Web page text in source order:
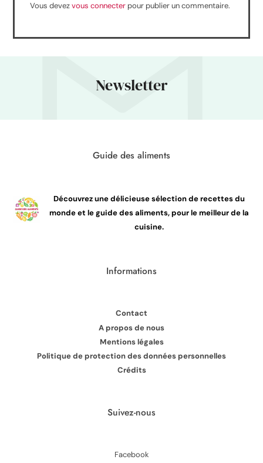
Vous devezvous connecter pour publier un commentaire.
Newsletter
Guide des aliments
Découvrez une délicieuse sélection de recettes du
monde et le guide des aliments, pour le meilleur de la
cuisine.
Informations
Contact
A propos de nous
Mentions légales
Politique de protection des données personnelles
Crédits
Suivez-nous
Facebook